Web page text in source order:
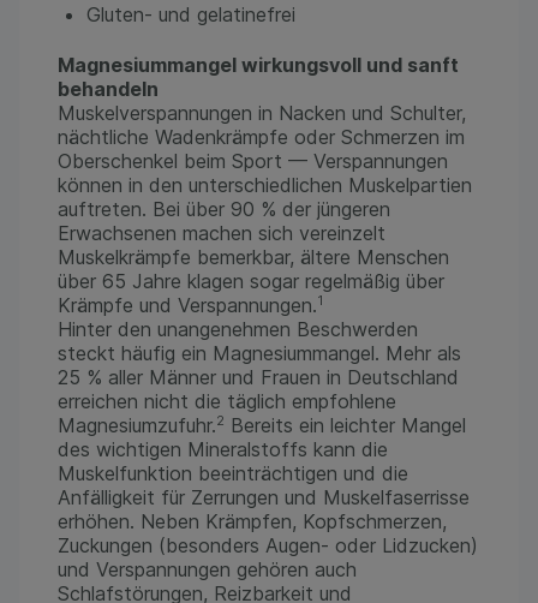
Gluten- und gelatinefrei
Magnesiummangel wirkungsvoll und sanft
behandeln
Muskelverspannungen in Nacken und Schulter,
nächtliche Wadenkrämpfe oder Schmerzen im
Oberschenkel beim Sport — Verspannungen
können in den unterschiedlichen Muskelpartien
auftreten. Bei über 90 % der jüngeren
Erwachsenen machen sich vereinzelt
Muskelkrämpfe bemerkbar, ältere Menschen
über 65 Jahre klagen sogar regelmäßig über
Krämpfe und Verspannungen.1
Hinter den unangenehmen Beschwerden
steckt häufig ein Magnesiummangel. Mehr als
25 % aller Männer und Frauen in Deutschland
erreichen nicht die täglich empfohlene
Magnesiumzufuhr.2 Bereits ein leichter Mangel
des wichtigen Mineralstoffs kann die
Muskelfunktion beeinträchtigen und die
Anfälligkeit für Zerrungen und Muskelfaserrisse
erhöhen. Neben Krämpfen, Kopfschmerzen,
Zuckungen (besonders Augen- oder Lidzucken)
und Verspannungen gehören auch
Schlafstörungen, Reizbarkeit und